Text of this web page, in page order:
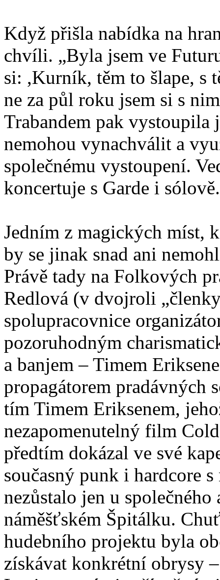
Když přišla nabídka na
chvíli. „Byla jsem ve
si: ,Kurník, těm to šlape, s
ne za půl roku jsem si s
Trabandem pak vystoupila
nemohou vynachválit a
společnému vystoupení.
koncertuje s Garde i sólově.
Jedním z magických míst,
by se jinak snad ani
Právě tady na Folkových
Redlová (v dvojroli
spolupracovnice
pozoruhodným
a banjem – Timem
propagátorem pradávných
tím Timem Eriksenem,
nezapomenutelný film
předtím dokázal ve své
současný punk i hardcore
nezůstalo jen u
náměšťském Špitálku.
hudebního projektu byla
získávat konkrétní obrysy